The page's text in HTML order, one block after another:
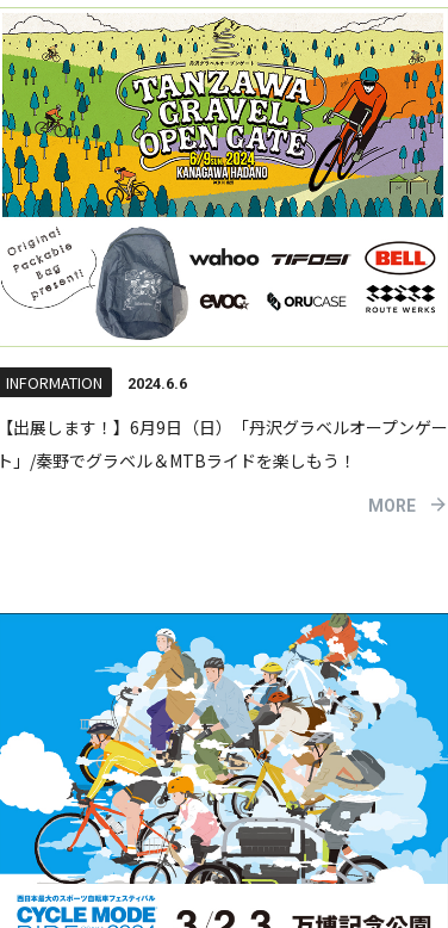
INFORMATION 2024.6.6
【出展します！】6月9日（日）「丹沢グラベルオープンゲー
ト」/秦野でグラベル＆MTBライドを楽しもう！
MORE